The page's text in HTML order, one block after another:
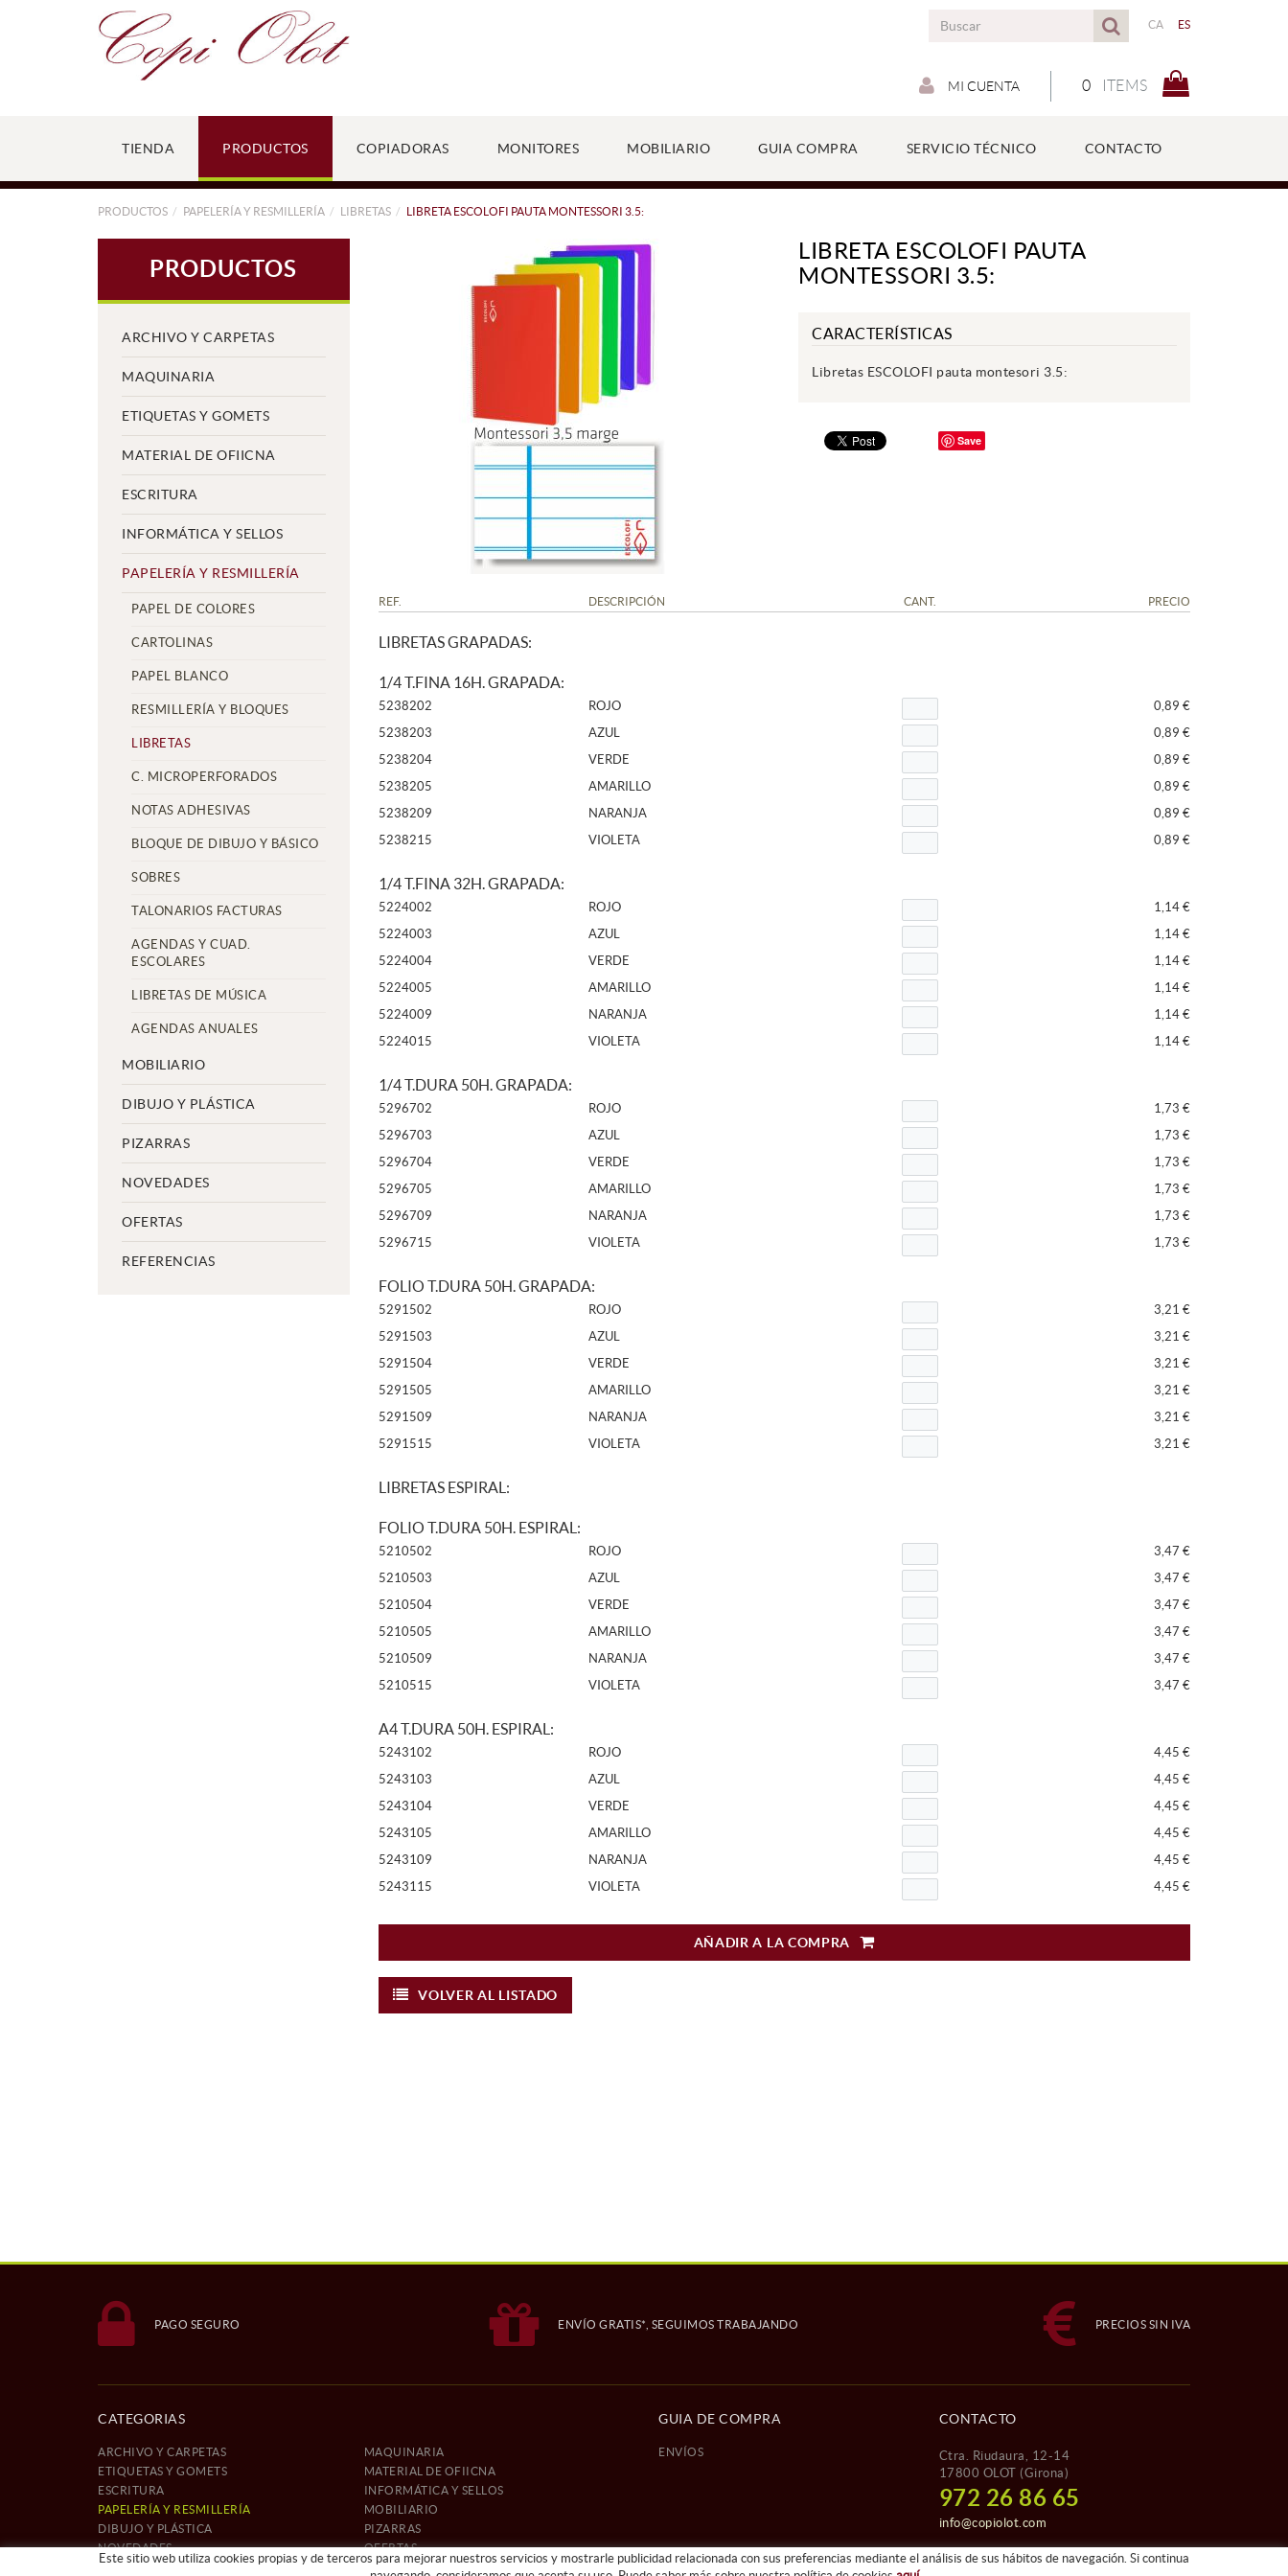
CA ES
0 ITEMS
MI CUENTA
TIENDA PRODUCTOS COPIADORAS MONITORES MOBILIARIO GUIA COMPRA SERVICIO TÉCNICO CONTACTO
PRODUCTOS PAPELERÍA Y RESMILLERÍA LIBRETAS LIBRETA ESCOLOFI PAUTA MONTESSORI 3.5:
PRODUCTOS
ARCHIVO Y CARPETAS
MAQUINARIA
ETIQUETAS Y GOMETS
MATERIAL DE OFIICNA
ESCRITURA
INFORMÁTICA Y SELLOS
PAPELERÍA Y RESMILLERÍA
PAPEL DE COLORES
CARTOLINAS
PAPEL BLANCO
RESMILLERÍA Y BLOQUES
LIBRETAS
C. MICROPERFORADOS
NOTAS ADHESIVAS
BLOQUE DE DIBUJO Y BÁSICO
SOBRES
TALONARIOS FACTURAS
AGENDAS Y CUAD.
ESCOLARES
LIBRETAS DE MÚSICA
AGENDAS ANUALES
MOBILIARIO
DIBUJO Y PLÁSTICA
PIZARRAS
NOVEDADES
OFERTAS
REFERENCIAS
LIBRETA ESCOLOFI PAUTA
MONTESSORI 3.5:
CARACTERÍSTICAS
Libretas ESCOLOFI pauta montesori 3.5:
Save
REF. DESCRIPCIÓN CANT. PRECIO
LIBRETAS GRAPADAS:
1/4 T.FINA 16H. GRAPADA:
5238202 ROJO
0,89 €
5238203
AZUL
0,89 €
5238204
VERDE
0,89 €
5238205
AMARILLO
0,89 €
5238209
NARANJA
0,89 €
5238215
VIOLETA 0,89 €
1/4 T.FINA 32H. GRAPADA:
5224002 ROJO
1,14 €
5224003
AZUL
1,14 €
5224004
VERDE
1,14 €
5224005
AMARILLO
1,14 €
5224009
NARANJA
1,14 €
5224015
VIOLETA 1,14 €
1/4 T.DURA 50H. GRAPADA:
5296702 ROJO
1,73 €
5296703
AZUL
1,73 €
5296704
VERDE
1,73 €
5296705
AMARILLO
1,73 €
5296709
NARANJA
1,73 €
5296715
VIOLETA 1,73 €
FOLIO T.DURA 50H. GRAPADA:
5291502 ROJO
3,21 €
5291503
AZUL
3,21 €
5291504
VERDE
3,21 €
5291505
AMARILLO
3,21 €
5291509
NARANJA
3,21 €
5291515
VIOLETA 3,21 €
LIBRETAS ESPIRAL:
FOLIO T.DURA 50H. ESPIRAL:
5210502 ROJO
3,47 €
5210503
AZUL
3,47 €
5210504
VERDE
3,47 €
5210505
AMARILLO
3,47 €
5210509
NARANJA
3,47 €
5210515
VIOLETA 3,47 €
A4 T.DURA 50H. ESPIRAL:
5243102 ROJO
4,45 €
5243103
AZUL
4,45 €
5243104
VERDE
4,45 €
5243105
AMARILLO
4,45 €
5243109
NARANJA
4,45 €
5243115
VIOLETA 4,45 €
AÑADIR A LA COMPRA
VOLVER AL LISTADO
PAGO SEGURO ENVÍO GRATIS*, SEGUIMOS TRABAJANDO PRECIOS SIN IVA
CATEGORIAS
ARCHIVO Y CARPETAS
MAQUINARIA
ETIQUETAS Y GOMETS
MATERIAL DE OFIICNA
ESCRITURA
INFORMÁTICA Y SELLOS
PAPELERÍA Y RESMILLERÍA
MOBILIARIO
DIBUJO Y PLÁSTICA
PIZARRAS
NOVEDADES
OFERTAS
REFERENCIAS
GUIA DE COMPRA
ENVÍOS
CONTACTO
Ctra. Riudaura, 12-14
17800 OLOT (Girona)
972 26 86 65
info@copiolot.com
Este sitio web utiliza cookies propias y de terceros para mejorar nuestros servicios y mostrarle publicidad relacionada con sus preferencias mediante el análisis de sus hábitos de navegación. Si continua